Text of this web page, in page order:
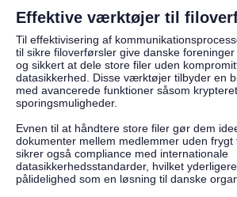
Effektive værktøjer til
Til effektivisering af
til sikre filoverførsler give danske
og sikkert at dele store filer uden
datasikkerhed. Disse værktøjer tilbyder en
med avancerede funktioner såsom
sporingsmuligheder.
Evnen til at håndtere store filer gør dem
dokumenter mellem medlemmer uden
sikrer også compliance med internationale
datasikkerhedsstandarder, hvilket
pålidelighed som en løsning til danske